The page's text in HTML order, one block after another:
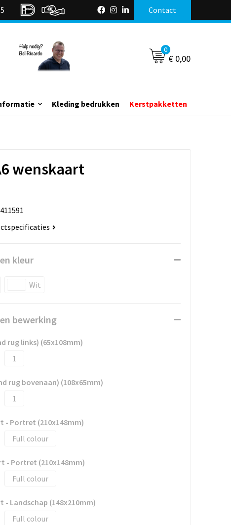
Contact
0
€ 0,00
Kleding bedrukken Kerstpakketten
wenskaart
411591
kleur
Wit
bewerking
rug links) (65x108mm)
1
rug bovenaan) (108x65mm)
1
- Portret (210x148mm)
Full colour
- Portret (210x148mm)
Full colour
Landschap (148x210mm)
Full colour